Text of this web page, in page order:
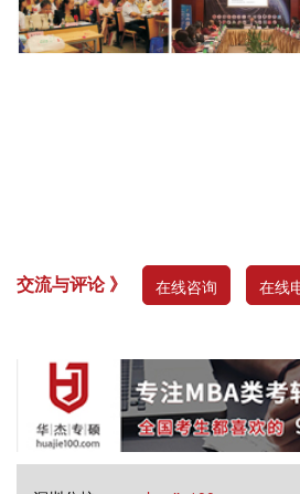
交流与评论 》 在线咨询 在线